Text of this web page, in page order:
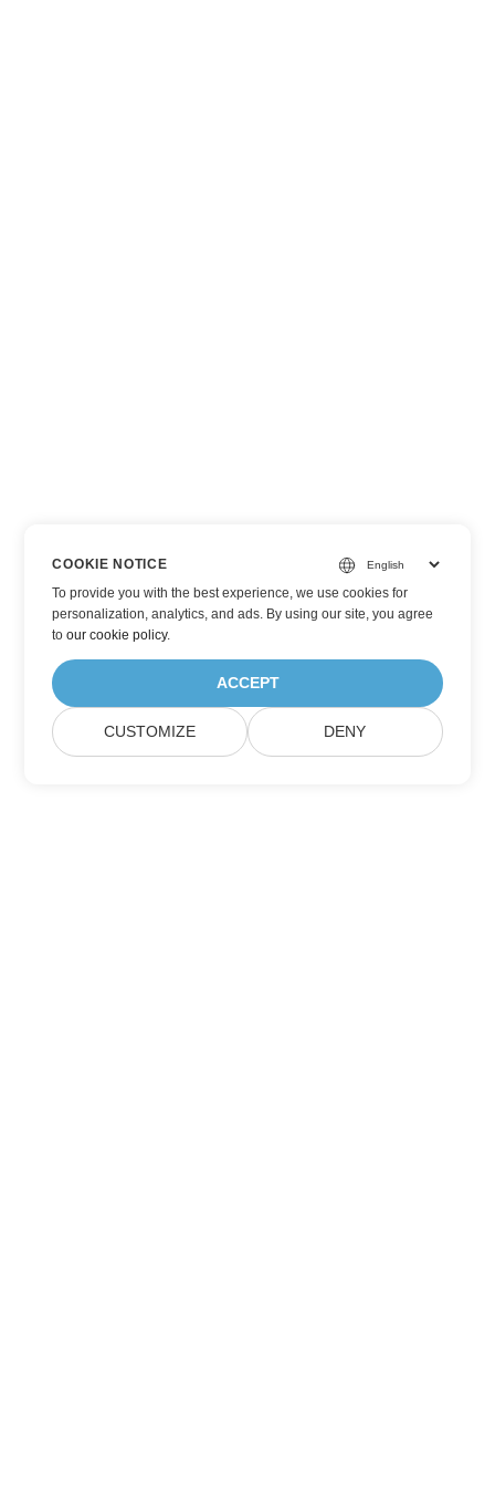
COOKIE NOTICE
To provide you with the best experience, we use cookies for
personalization, analytics, and ads. By using our site, you agree
toour cookie policy.
ACCEPT
CUSTOMIZE DENY